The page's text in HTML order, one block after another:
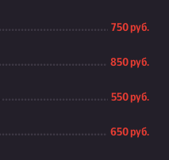
750 руб.
850 руб.
550 руб.
650 руб.